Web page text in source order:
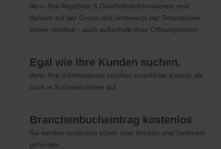
denn Ihre Angebote & Geschäftsinformationen sind
daheim auf der Couch und unterwegs per Smartphone
immer sichtbar - auch außerhalb Ihrer Öffnungszeiten
Egal wie Ihre Kunden suchen,
denn Ihre Informationen tauchen sowohl bei koomio als
auch in Suchmaschinen auf
Branchenbucheintrag kostenlos
Sie werden zusätzlich schon über Marken und Sortiment
gefunden